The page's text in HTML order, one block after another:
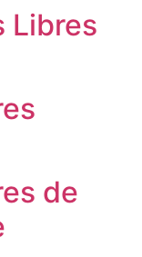
Libres
de